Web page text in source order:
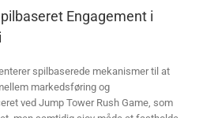
Engagement i
spilbaserede mekanismer til at
markedsføring og
ved Jump Tower Rush Game, som